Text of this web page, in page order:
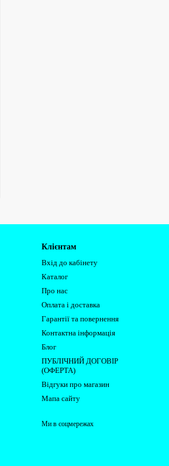
Клієнтам
Вхід до кабінету
Каталог
Про нас
Оплата і доставка
Гарантії та повернення
Контактна інформація
Блог
ПУБЛІЧНИЙ ДОГОВІР
(ОФЕРТА)
Відгуки про магазин
Мапа сайту
Ми в соцмережах